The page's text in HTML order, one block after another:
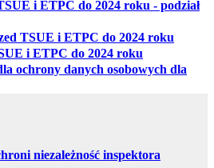
i ETPC do 2024 roku - podział
się w nowej karcie
TSUE i ETPC do 2024 roku
i ETPC do 2024 roku
ochrony danych osobowych dla
nowej karcie
niezależność inspektora